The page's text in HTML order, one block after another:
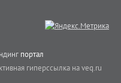
портал
гиперссылка на veq.ru